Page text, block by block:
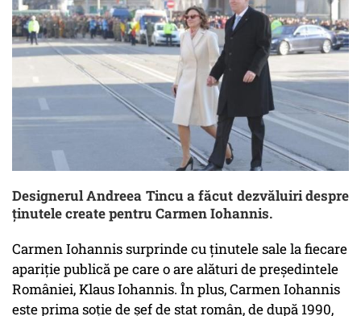
Designerul Andreea Tincu a făcut dezvăluiri despre
ținutele create pentru Carmen Iohannis.
Carmen Iohannis surprinde cu ținutele sale la fiecare
apariție publică pe care o are alături de președintele
României, Klaus Iohannis. În plus, Carmen Iohannis
este prima soție de șef de stat român, de după 1990,